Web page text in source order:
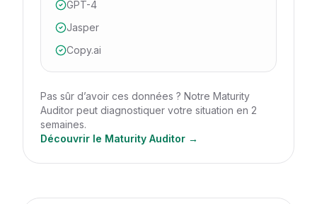
GPT-4
Jasper
Copy.ai
Pas sûr d’avoir ces données ? Notre Maturity
Auditor peut diagnostiquer votre situation en 2
semaines.
Découvrir le Maturity Auditor →